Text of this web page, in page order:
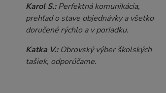
Karol S.:Perfektná komunikácia,
prehľad o stave objednávky a všetko
doručené rýchlo a v poriadku.
Katka V.: Obrovský výber školských
tašiek, odporúčame.